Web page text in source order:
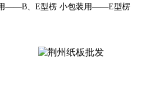
——B、 E型楞 小包装用——E型楞